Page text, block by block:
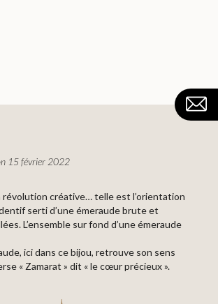
15 février 2022
révolution créative… telle est l’orientation
serti d’une émeraude brute et
L’ensemble sur fond d’une émeraude
ici dans ce bijou, retrouve son sens
« Zamarat » dit « le cœur précieux ».